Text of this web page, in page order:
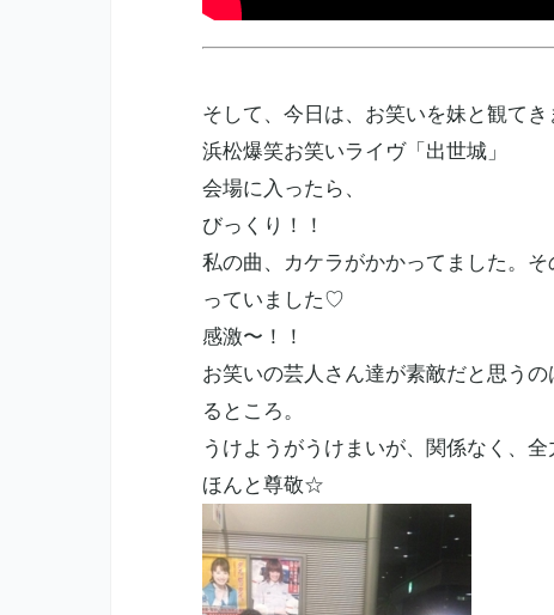
そして、今日は、お笑いを妹と観て
浜松爆笑お笑いライヴ「出世城」
会場に入ったら、
びっくり！！
私の曲、カケラがかかってました。
っていました♡
感激〜！！
お笑いの芸人さん達が素敵だと思う
るところ。
うけようがうけまいが、関係なく、全
ほんと尊敬☆